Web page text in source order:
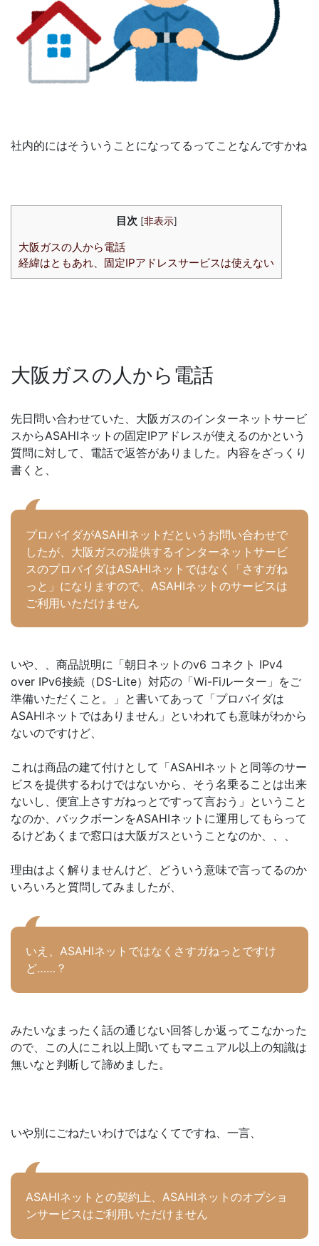
社内的にはそういうことになってるってことなんですかね
目次 [非表示]
大阪ガスの人から電話
経緯はともあれ、固定IPアドレスサービスは使えない
大阪ガスの人から電話
先日問い合わせていた、大阪ガスのインターネットサービ
スからASAHIネットの固定IPアドレスが使えるのかという
質問に対して、電話で返答がありました。内容をざっくり
書くと、
プロバイダがASAHIネットだというお問い合わせで
したが、大阪ガスの提供するインターネットサービ
スのプロバイダはASAHIネットではなく「さすガね
っと」になりますので、ASAHIネットのサービスは
ご利用いただけません
いや、、商品説明に「朝日ネットのv6 コネクト IPv4
over IPv6接続（DS-Lite）対応の「Wi-Fiルーター」をご
準備いただくこと。」と書いてあって「プロバイダは
ASAHIネットではありません」といわれても意味がわから
ないのですけど、
これは商品の建て付けとして「ASAHIネットと同等のサー
ビスを提供するわけではないから、そう名乗ることは出来
ないし、便宜上さすガねっとですって言おう」ということ
なのか、バックボーンをASAHIネットに運用してもらって
るけどあくまで窓口は大阪ガスということなのか、、、
理由はよく解りませんけど、どういう意味で言ってるのか
いろいろと質問してみましたが、
いえ、ASAHIネットではなくさすガねっとですけ
ど……？
みたいなまったく話の通じない回答しか返ってこなかった
ので、この人にこれ以上聞いてもマニュアル以上の知識は
無いなと判断して諦めました。
いや別にごねたいわけではなくてですね、一言、
ASAHIネットとの契約上、ASAHIネットのオプショ
ンサービスはご利用いただけません